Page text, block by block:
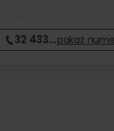
32 433…pokaż